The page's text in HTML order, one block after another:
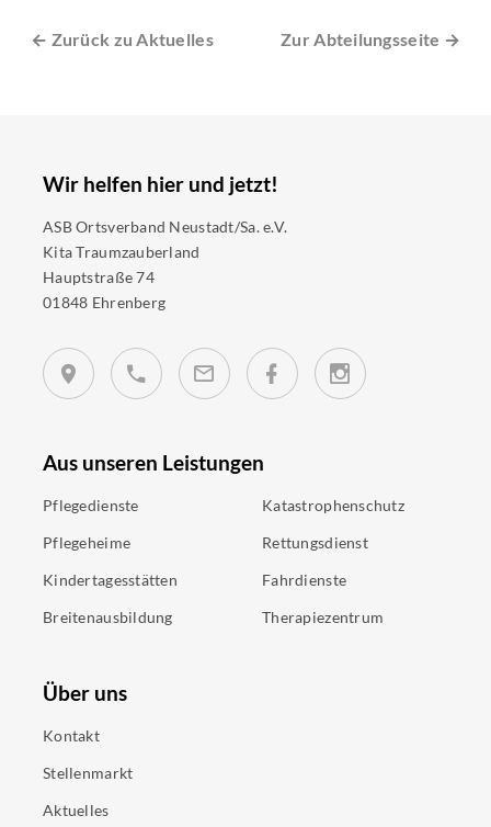
← Zurück zu Aktuelles Zur Abteilungsseite →
Wir helfen hier und jetzt!
ASB Ortsverband Neustadt/Sa. e.V.
Kita Traumzauberland
Hauptstraße 74
01848 Ehrenberg
Aus unseren Leistungen
Pflegedienste
Pflegeheime
Kindertagesstätten
Breitenausbildung
Katastrophenschutz
Rettungsdienst
Fahrdienste
Therapiezentrum
Über uns
Kontakt
Stellenmarkt
Aktuelles